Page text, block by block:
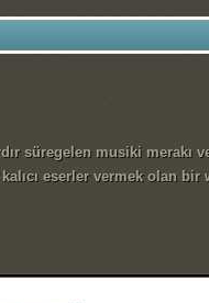
süregelen musiki merakı
eserler vermek olan bir